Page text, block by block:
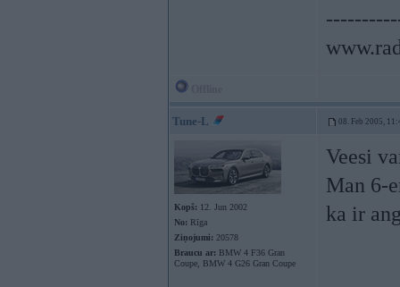
Tune-L 08. Feb 2005,
Kopš: 12. Jun 2002
No: Rīga
Ziņojumi: 20578
Braucu ar: BMW 4 F36 Gran
Coupe, BMW 4 G26 Gran Coupe
Veesi
Man 6-
ka ir